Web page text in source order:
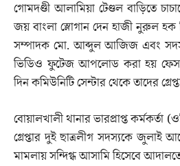
গোমদণ্ডী আলামিয়া টেণ্ডল বাড়িতে
জয় বাংলা স্লোগান দেন হাজী নুরুল হক
সম্পাদক মো. আব্দুল আজিজ এবং
ভিডিও ফুটেজ আপলোড করা হয়
দিন কমিউনিটি সেন্টার থেকে তাদের
বোয়ালখালী থানার ভারপ্রাপ্ত
গ্রেপ্তার দুই ছাত্রলীগ সদস্যকে জুলাই
মামলায় সন্দিগ্ধ আসামি হিসেবে